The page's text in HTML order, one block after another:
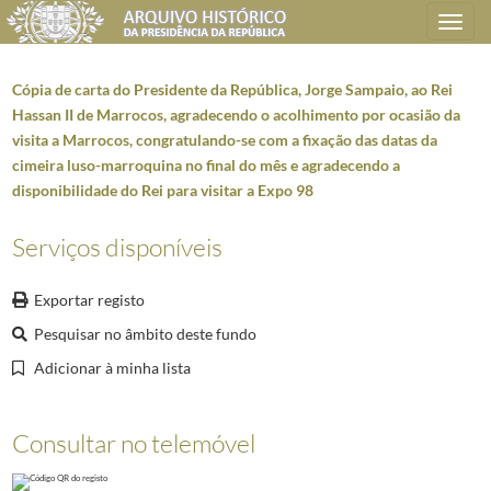
Toggle
navigation
Plano de classificação
Presidência da República
1906/2008-05-09
GB0102Correspondência expedida/recebida
000030
(...)
000087
Cópia de carta do Presidente da República, Jorge Sampaio, ao
000090Cópia de carta do Presidente da República, Jorge Sampaio, ao
Cópia de carta do Presidente da República, Jorge Sampaio, ao Rei
Hassan II de Marrocos, agradecendo o acolhimento por ocasião da
visita a Marrocos, congratulando-se com a fixação das datas da
cimeira luso-marroquina no final do mês e agradecendo a
disponibilidade do Rei para visitar a Expo 98
Serviços disponíveis
Exportar registo
Pesquisar no âmbito deste fundo
Adicionar à minha lista
Consultar no telemóvel